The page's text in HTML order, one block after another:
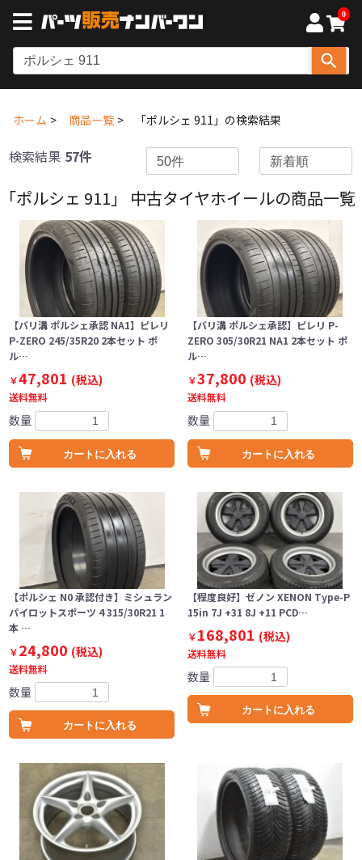
0
ホーム 商品一覧 「ポルシェ 911」の検索結果
検索結果 57件
「ポルシェ 911」 中古タイヤホイールの商品一覧
【バリ溝 ポルシェ承認 NA1】ピレリ
P-ZERO 245/35R20 2本セット ポ
ル…
￥47,801 (税込)
送料無料
数量
カートに入れる
【バリ溝 ポルシェ承認】ピレリ P-
ZERO 305/30R21 NA1 2本セット ポ
ル…
￥37,800 (税込)
送料無料
数量
カートに入れる
【ポルシェ N0 承認付き】ミシュラン
パイロットスポーツ 4 315/30R21 1
本 …
￥24,800 (税込)
送料無料
数量
カートに入れる
【程度良好】ゼノン XENON Type-P
15in 7J +31 8J +11 PCD…
￥168,801 (税込)
送料無料
数量
カートに入れる